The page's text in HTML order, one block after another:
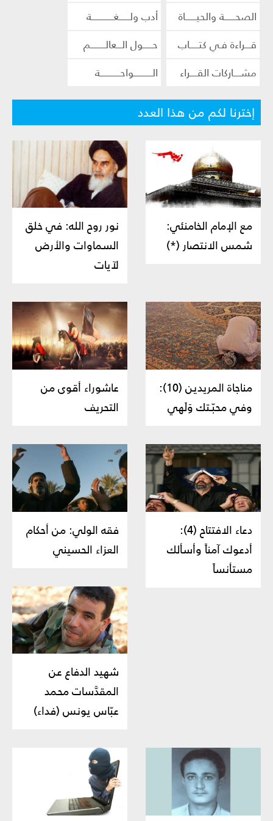
الصحــــــة والحيــــــاة
أدب ولــــــغــــــــــــة
قـــراءة فـي كتـــــاب
حـــــول الـــعالــــــــم
مشــــاركات القــــراء
الــــــــــواحـــــــــــة
إخترنا لكم من هذا العدد
مع الإمام الخامنئي:
شمس الانتصار (*)
نور روح الله: في خلق
السماوات والأرض
لآيات
مناجاة المريدين (10):
وفي محبّـتك وَلَهي
عاشوراء أقوى من
التحريف
دعاء الافتتاح (4):
أدعوك آمناً وأسألك
مستأنساً
فقه الولي: من أحكام
العزاء الحسيني
شهيد الدفاع عن
المقدَّسات محمد
عبّاس يونس (فداء)